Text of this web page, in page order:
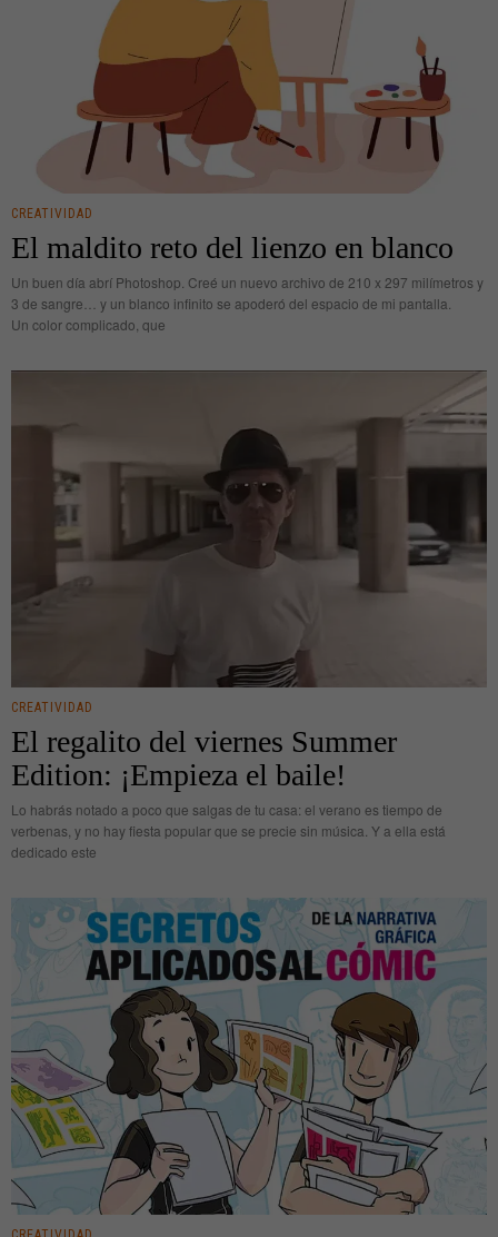
CREATIVIDAD
El maldito reto del lienzo en blanco
Un buen día abrí Photoshop. Creé un nuevo archivo de 210 x 297 milímetros y
3 de sangre… y un blanco infinito se apoderó del espacio de mi pantalla.
Un color complicado, que
CREATIVIDAD
El regalito del viernes Summer
Edition: ¡Empieza el baile!
Lo habrás notado a poco que salgas de tu casa: el verano es tiempo de
verbenas, y no hay fiesta popular que se precie sin música. Y a ella está
dedicado este